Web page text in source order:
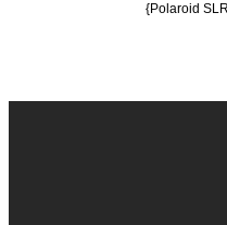
{Polaroid